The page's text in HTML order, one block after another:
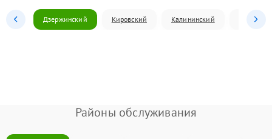
Дзержинский Кировский Калининский
Районы обслуживания